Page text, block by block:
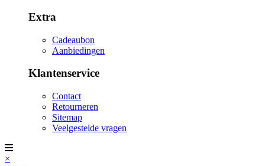
Extra
Cadeaubon
Aanbiedingen
Klantenservice
Contact
Retourneren
Sitemap
Veelgestelde vragen
×